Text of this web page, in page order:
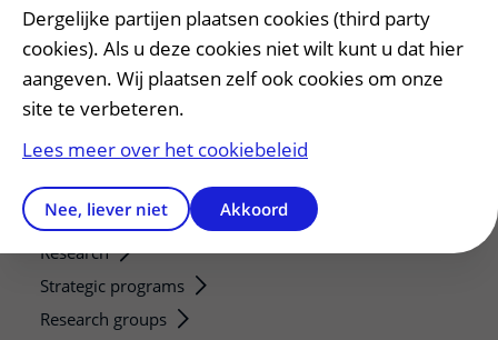
Opvragen kopie dossier
Bezoektijden
Onderwijs en onderzoek
Onze opleidingen
De Nieuwe Utrechtse School
Stage en opleidingsplaatsen
Research
Strategic programs
Research groups
Dergelijke partijen plaatsen cookies (third party
cookies). Als u deze cookies niet wilt kunt u dat hier
aangeven. Wij plaatsen zelf ook cookies om onze
site te verbeteren.
Lees meer over het cookiebeleid
Nee, liever niet Akkoord